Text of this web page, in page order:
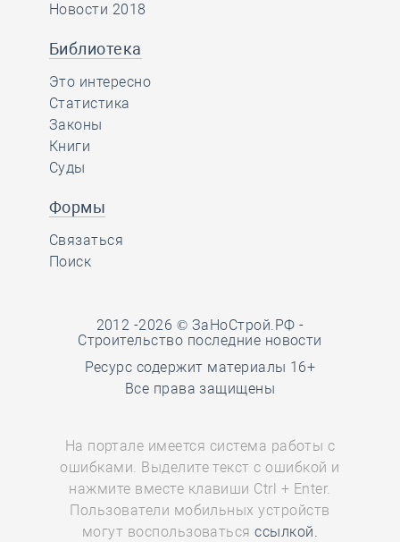
Новости 2018
Библиотека
Это интересно
Статистика
Законы
Книги
Суды
Формы
Связаться
Поиск
2012 -2026 © ЗаНоСтрой.РФ -
Строительство последние новости
Ресурс содержит материалы 16+
Все права защищены
На портале имеется система работы с
ошибками. Выделите текст с ошибкой и
нажмите вместе клавиши Ctrl + Enter.
Пользователи мобильных устройств
могут воспользоватьсяссылкой.